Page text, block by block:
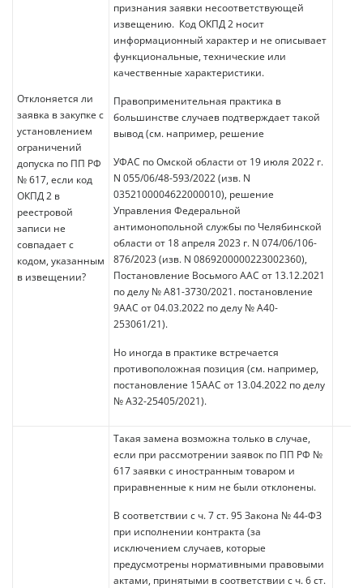
Отклоняется ли
заявка в закупке с
установлением
ограничений
допуска по ПП РФ
№ 617, если код
ОКПД 2 в
реестровой
записи не
совпадает с
кодом, указанным
в извещении?
признания заявки несоответствующей
извещению. Код ОКПД 2 носит
информационный характер и не описывает
функциональные, технические или
качественные характеристики.
Правоприменительная практика в
большинстве случаев подтверждает такой
вывод (см. например, решение
УФАС по Омской области от 19 июля 2022 г.
N 055/06/48-593/2022 (изв. N
0352100004622000010), решение
Управления Федеральной
антимонопольной службы по Челябинской
области от 18 апреля 2023 г. N 074/06/106-
876/2023 (изв. N 0869200000223002360),
Постановление Восьмого ААС от 13.12.2021
по делу № А81-3730/2021. постановление
9ААС от 04.03.2022 по делу № А40-
253061/21).
Но иногда в практике встречается
противоположная позиция (см. например,
постановление 15ААС от 13.04.2022 по делу
№ А32-25405/2021).
Такая замена возможна только в случае,
если при рассмотрении заявок по ПП РФ №
617 заявки с иностранным товаром и
приравненные к ним не были отклонены.
В соответствии с ч. 7 ст. 95 Закона № 44-ФЗ
при исполнении контракта (за
исключением случаев, которые
предусмотрены нормативными правовыми
актами, принятыми в соответствии с ч. 6 ст.